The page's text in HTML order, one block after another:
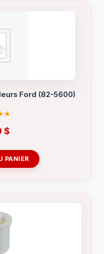
Ford (82-5600)
$
PANIER